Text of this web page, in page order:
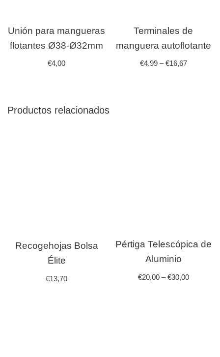
Unión para mangueras
flotantes Ø38-Ø32mm
€4,00
Terminales de
manguera autoflotante
€4,99–€16,67
Productos relacionados
Recogehojas Bolsa
Élite
€13,70
Pértiga Telescópica de
Aluminio
€20,00–€30,00